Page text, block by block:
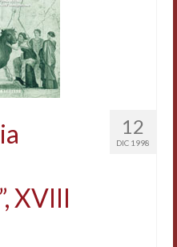
und Kultur
12
DIC 1998
XVIII